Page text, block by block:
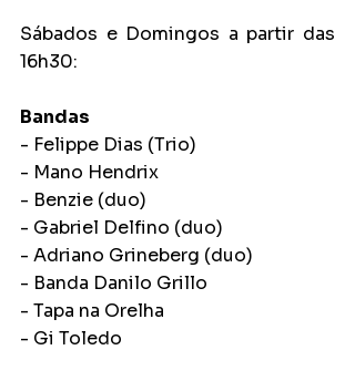
Sábados e Domingos a partir das
16h30:
Bandas
- Felippe Dias (Trio)
- Mano Hendrix
- Benzie (duo)
- Gabriel Delfino (duo)
- Adriano Grineberg (duo)
- Banda Danilo Grillo
- Tapa na Orelha
- Gi Toledo